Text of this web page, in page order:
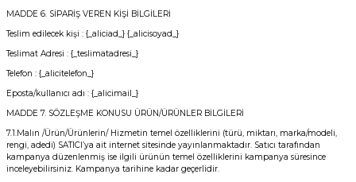
MADDE 6. SİPARİŞ VEREN KİŞİ BİLGİLERİ
Teslim edilecek kişi : {_aliciad_} {_alicisoyad_}
Teslimat Adresi : {_teslimatadresi_}
Telefon : {_alicitelefon_}
Eposta/kullanıcı adı : {_alicimail_}
MADDE 7. SÖZLEŞME KONUSU ÜRÜN/ÜRÜNLER BİLGİLERİ
7.1.Malın /Ürün/Ürünlerin/ Hizmetin temel özelliklerini (türü, miktarı, marka/modeli,
rengi, adedi) SATICI’ya ait internet sitesinde yayınlanmaktadır. Satıcı tarafından
kampanya düzenlenmiş ise ilgili ürünün temel özelliklerini kampanya süresince
inceleyebilirsiniz. Kampanya tarihine kadar geçerlidir.